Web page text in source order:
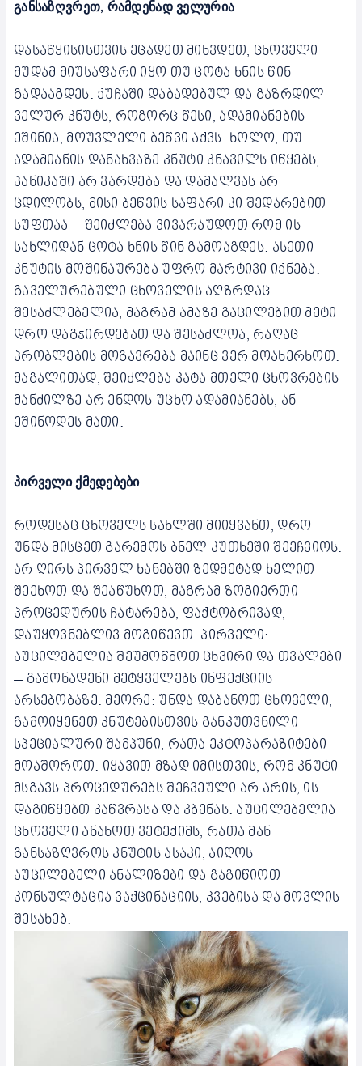
განსაზღვრეთ, რამდენად ველურია
დასაწყისისთვის ეცადეთ მიხვდეთ, ცხოველი
მუდამ მიუსაფარი იყო თუ ცოტა ხნის წინ
გადააგდეს. ქუჩაში დაბადებულ და გაზრდილ
ველურ კნუტს, როგორც წესი, ადამიანების
ეშინია, მოუვლელი ბეწვი აქვს. ხოლო, თუ
ადამიანის დანახვაზე კნუტი კნავილს იწყებს,
პანიკაში არ ვარდება და დამალვას არ
ცდილობს, მისი ბეწვის საფარი კი შედარებით
სუფთაა – შეიძლება ვივარაუდოთ რომ ის
სახლიდან ცოტა ხნის წინ გამოაგდეს. ასეთი
კნუტის მოშინაურება უფრო მარტივი იქნება.
გაველურებული ცხოველის აღზრდაც
შესაძლებელია, მაგრამ ამაზე გაცილებით მეტი
დრო დაგჭირდებათ და შესაძლოა, რაღაც
პრობლების მოგავრება მაინც ვერ მოახერხოთ.
მაგალითად, შეიძლება კატა მთელი ცხოვრების
მანძილზე არ ენდოს უცხო ადამიანებს, ან
ეშინოდეს მათი.
პირველი ქმედებები
როდესაც ცხოველს სახლში მიიყვანთ, დრო
უნდა მისცეთ გარემოს ბნელ კუთხეში შეეჩვიოს.
არ ღირს პირველ ხანებში ზედმეტად ხელით
შეეხოთ და შეაწუხოთ, მაგრამ ზოგიერთი
პროცედურის ჩატარება, ფაქტობრივად,
დაუყოვნებლივ მოგიწევთ. პირველი:
აუცილებელია შეუმოწმოთ ცხვირი და თვალები
– გამონადენი მეტყველებს ინფექციის
არსებობაზე. მეორე: უნდა დაბანოთ ცხოველი,
გამოიყენეთ კნუტებისთვის განკუთვნილი
სპეციალური შამპუნი, რათა ეკტოპარაზიტები
მოაშოროთ. იყავით მზად იმისთვის, რომ კნუტი
მსგავს პროცედურებს შეჩვეული არ არის, ის
დაგიწყებთ კაწვრასა და კბენას. აუცილებელია
ცხოველი ანახოთ ვეტექიმს, რათა მან
განსაზღვროს კნუტის ასაკი, აიღოს
აუცილებელი ანალიზები და გაგიწიოთ
კონსულტაცია ვაქცინაციის, კვებისა და მოვლის
შესახებ.